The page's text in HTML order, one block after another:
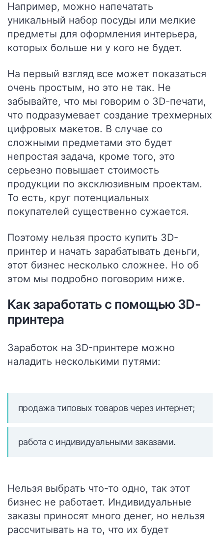
Например, можно напечатать
уникальный набор посуды или мелкие
предметы для оформления интерьера,
которых больше ни у кого не будет.
На первый взгляд все может показаться
очень простым, но это не так. Не
забывайте, что мы говорим о 3D-печати,
что подразумевает создание трехмерных
цифровых макетов. В случае со
сложными предметами это будет
непростая задача, кроме того, это
серьезно повышает стоимость
продукции по эксклюзивным проектам.
То есть, круг потенциальных
покупателей существенно сужается.
Поэтому нельзя просто купить 3D-
принтер и начать зарабатывать деньги,
этот бизнес несколько сложнее. Но об
этом мы подробно поговорим ниже.
Как заработать с помощью 3D-
принтера
Заработок на 3D-принтере можно
наладить несколькими путями:
продажа типовых товаров через интернет;
работа с индивидуальными заказами.
Нельзя выбрать что-то одно, так этот
бизнес не работает. Индивидуальные
заказы приносят много денег, но нельзя
рассчитывать на то, что их будет